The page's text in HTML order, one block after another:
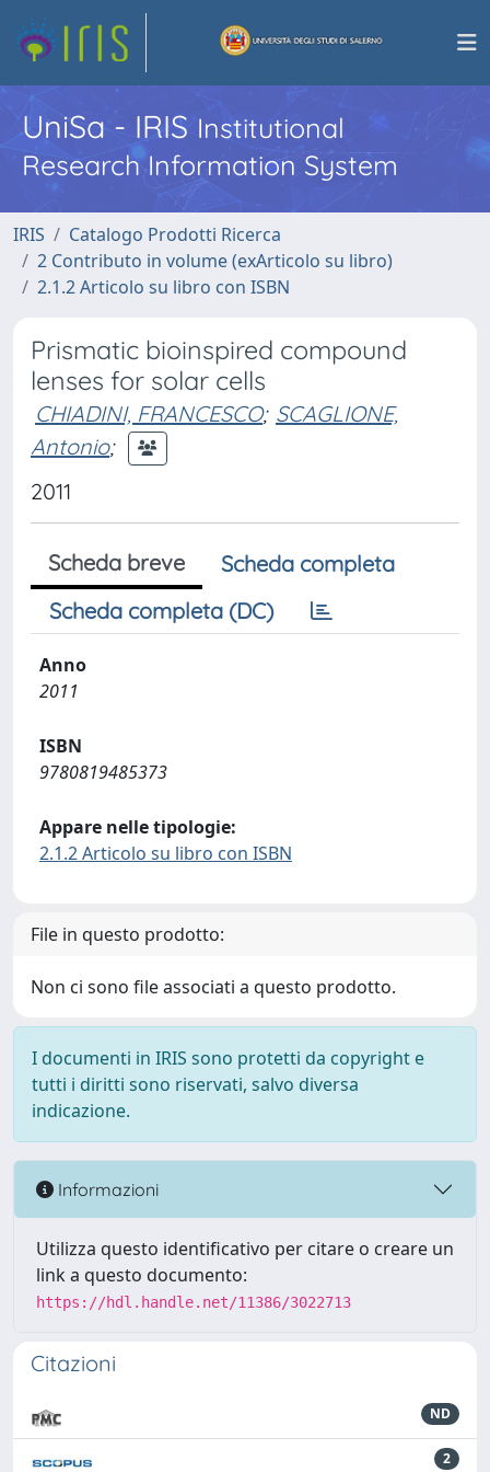
UniSa - IRISInstitutional
Research Information System
IRIS
Catalogo Prodotti Ricerca
2 Contributo in volume (exArticolo su libro)
2.1.2 Articolo su libro con ISBN
Prismatic bioinspired compound
lenses for solar cells
CHIADINI, FRANCESCO; SCAGLIONE,
Antonio;
2011
Scheda breve
Scheda completa
Scheda completa (DC)
Anno
2011
ISBN
9780819485373
Appare nelle tipologie:
2.1.2 Articolo su libro con ISBN
File in questo prodotto:
Non ci sono file associati a questo prodotto.
I documenti in IRIS sono protetti da copyright e
tutti i diritti sono riservati, salvo diversa
indicazione.
Informazioni
Utilizza questo identificativo per citare o creare un
link a questo documento:
https://hdl.handle.net/11386/3022713
Citazioni
ND
2